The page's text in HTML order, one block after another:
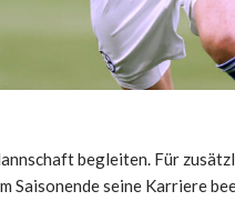
begleiten. Für
Saisonende seine Karriere